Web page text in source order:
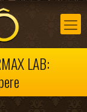
LAB: